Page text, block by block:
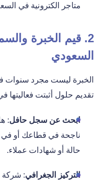
متاجر الكترونية في
2. قيم الخبرة
السعودي
الخبرة ليست مجرد سنوات
تقديم حلول أثبتت فعاليتها
ابحث عن سجل حافل:
ناجحة في قطاعك أو
حالة أو شهادات عملاء.
التركيز الجغرافي: شركة